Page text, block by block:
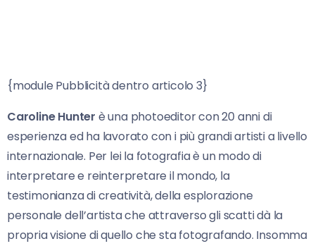
{module Pubblicità dentro articolo 3}
Caroline Hunter è una photoeditor con 20 anni di
esperienza ed ha lavorato con i più grandi artisti a livello
internazionale. Per lei la fotografia è un modo di
interpretare e reinterpretare il mondo, la
testimonianza di creatività, della esplorazione
personale dell’artista che attraverso gli scatti dà la
propria visione di quello che sta fotografando. Insomma